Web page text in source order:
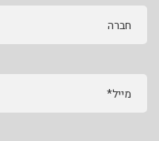
חברה
מייל*